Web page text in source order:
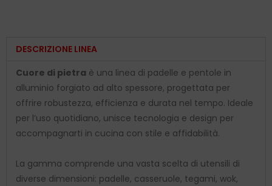
DESCRIZIONE LINEA
Cuore di pietra è una linea di padelle e pentole in
alluminio forgiato ad alto spessore, progettata per
offrire robustezza, efficienza e durata nel tempo. Ideale
per l’uso quotidiano, unisce tecnologia e design per
accompagnarti in cucina con stile e affidabilità.
La gamma comprende una vasta scelta di utensili di
diverse dimensioni: padelle, casseruole, tegami, wok,